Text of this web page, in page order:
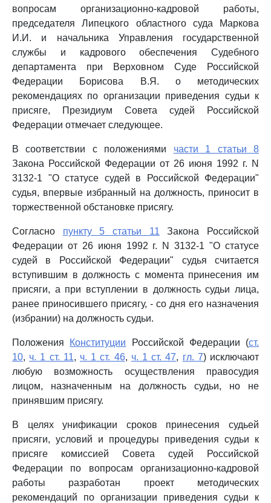
вопросам организационно-кадровой работы,
председателя Липецкого областного суда Маркова
И.И. и начальника Управления государственной
службы и кадрового обеспечения Судебного
департамента при Верховном Суде Российской
Федерации Борисова В.Я. о методических
рекомендациях по организации приведения судьи к
присяге, Президиум Совета судей Российской
Федерации отмечает следующее.
В соответствии с положениями части 1 статьи 8
Закона Российской Федерации от 26 июня 1992 г. N
3132-1 "О статусе судей в Российской Федерации"
судья, впервые избранный на должность, приносит в
торжественной обстановке присягу.
Согласно пункту 5 статьи 11 Закона Российской
Федерации от 26 июня 1992 г. N 3132-1 "О статусе
судей в Российской Федерации" судья считается
вступившим в должность с момента принесения им
присяги, а при вступлении в должность судьи лица,
ранее приносившего присягу, - со дня его назначения
(избрании) на должность судьи.
Положения Конституции Российской Федерации (ст.
10, ч. 1 ст. 11, ч. 1 ст. 46, ч. 1 ст. 47, гл. 7) исключают
любую возможность осуществления правосудия
лицом, назначенным на должность судьи, но не
принявшим присягу.
В целях унификации сроков принесения судьей
присяги, условий и процедуры приведения судьи к
присяге комиссией Совета судей Российской
Федерации по вопросам организационно-кадровой
работы разработан проект методических
рекомендаций по организации приведения судьи к